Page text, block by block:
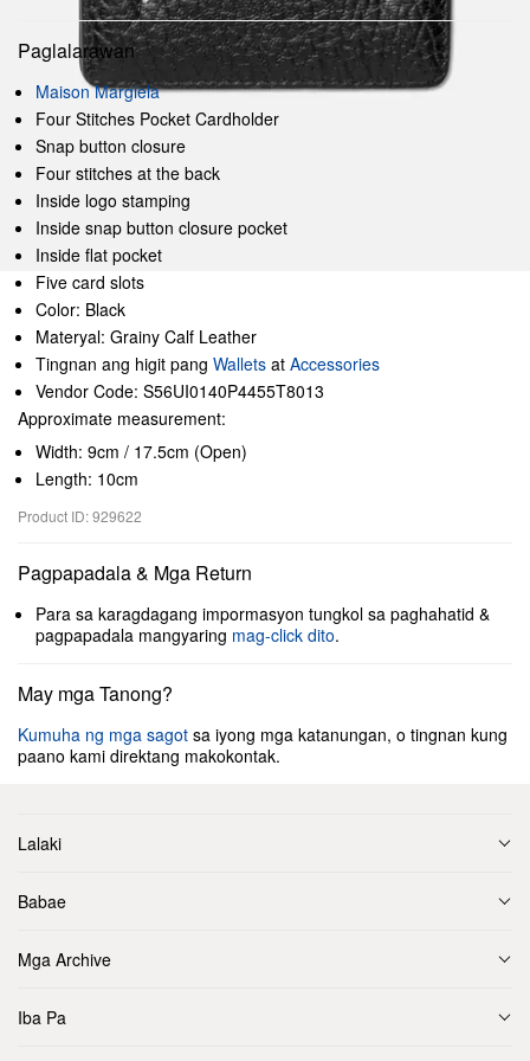
Paglalarawan
Maison Margiela
Four Stitches Pocket Cardholder
Snap button closure
Four stitches at the back
Inside logo stamping
Inside snap button closure pocket
Inside flat pocket
Five card slots
Color: Black
Materyal: Grainy Calf Leather
Tingnan ang higit pang Wallets at Accessories
Vendor Code: S56UI0140P4455T8013
Approximate measurement:
Width: 9cm / 17.5cm (Open)
Length: 10cm
Product ID: 929622
Pagpapadala & Mga Return
Para sa karagdagang impormasyon tungkol sa paghahatid &
pagpapadala mangyaring mag-click dito.
May mga Tanong?
Kumuha ng mga sagot sa iyong mga katanungan, o tingnan kung
paano kami direktang makokontak.
Lalaki
Babae
Mga Archive
Iba Pa